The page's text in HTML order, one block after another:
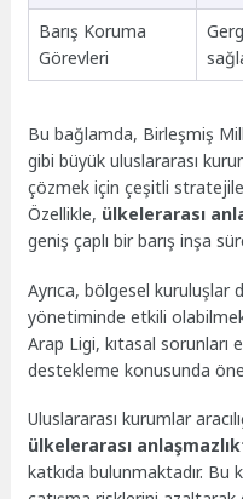
Barış Koruma
Görevleri
Bu bağlamda, Birleşmiş
gibi büyük uluslararası
çözmek için çeşitli
Özellikle, ülkelerarası
geniş çaplı bir barış inşa
Ayrıca, bölgesel kuruluşlar
yönetiminde etkili
Arap Ligi, kıtasal sorunları
destekleme konusunda
Uluslararası kurumlar
ülkelerarası
katkıda bulunmaktadır. Bu